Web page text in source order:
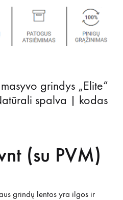
grindys „Elite“
spalva | kodas
(su PVM)
grindų lentos yra ilgos ir